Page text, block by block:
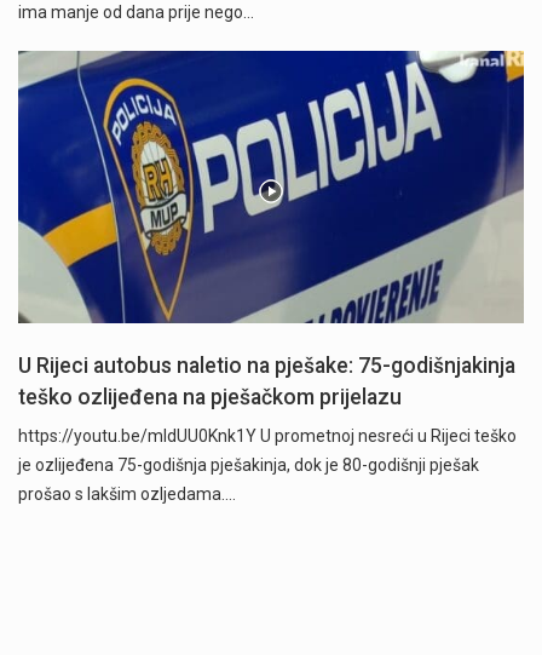
ima manje od dana prije nego…
U Rijeci autobus naletio na pješake: 75-godišnjakinja
teško ozlijeđena na pješačkom prijelazu
https://youtu.be/mldUU0Knk1Y U prometnoj nesreći u Rijeci teško
je ozlijeđena 75-godišnja pješakinja, dok je 80-godišnji pješak
prošao s lakšim ozljedama.…